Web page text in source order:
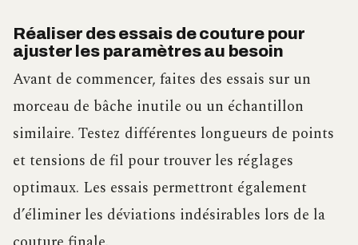
Réaliser des essais de couture pour
ajuster les paramètres au besoin
Avant de commencer, faites des essais sur un
morceau de bâche inutile ou un échantillon
similaire. Testez différentes longueurs de points
et tensions de fil pour trouver les réglages
optimaux. Les essais permettront également
d’éliminer les déviations indésirables lors de la